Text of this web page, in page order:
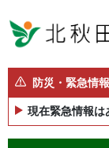
防災・緊急情報
現在緊急情報は